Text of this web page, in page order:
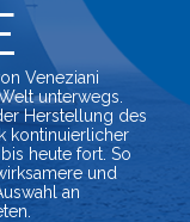
Veneziani
unterwegs.
Herstellung des
kontinuierlicher
heute fort. So
und
an